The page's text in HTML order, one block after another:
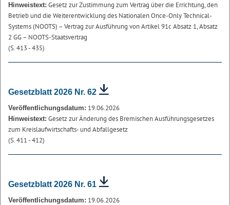
Hinweistext: Gesetz zur Zustimmung zum Vertrag über die Errichtung, den
Betrieb und die Weiterentwicklung des Nationalen Once-Only Technical-
Systems (NOOTS) – Vertrag zur Ausführung von Artikel 91c Absatz 1, Absatz
2 GG – NOOTS-Staatsvertrag
(S. 413 - 435)
Gesetzblatt 2026 Nr. 62
Veröffentlichungsdatum: 19.06.2026
Hinweistext: Gesetz zur Änderung des Bremischen Ausführungsgesetzes
zum Kreislaufwirtschafts- und Abfallgesetz
(S. 411 - 412)
Gesetzblatt 2026 Nr. 61
Veröffentlichungsdatum: 19.06.2026